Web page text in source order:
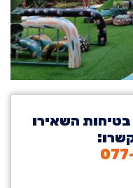
השאירו